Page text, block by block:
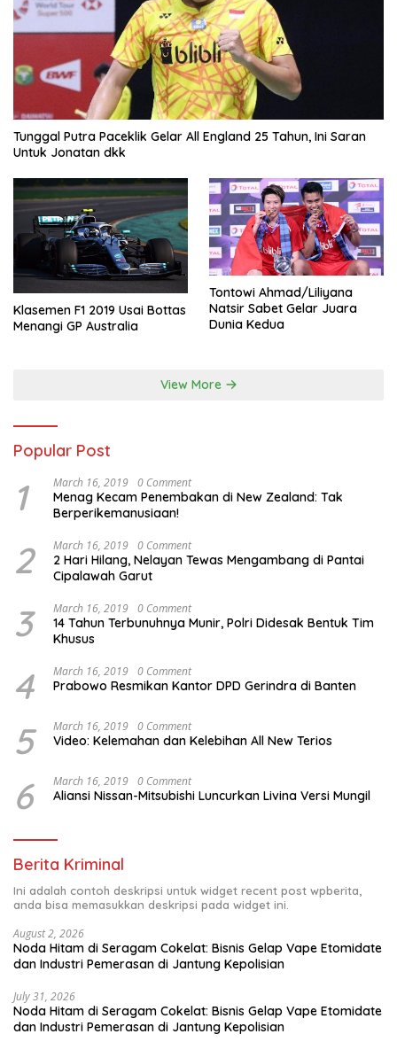
Tunggal Putra Paceklik Gelar All England 25 Tahun, Ini Saran
Untuk Jonatan dkk
Klasemen F1 2019 Usai Bottas
Menangi GP Australia
Tontowi Ahmad/Liliyana
Natsir Sabet Gelar Juara
Dunia Kedua
View More
Popular Post
1 March 16, 2019 0 Comment
Menag Kecam Penembakan di New Zealand: Tak
Berperikemanusiaan!
2 March 16, 2019 0 Comment
2 Hari Hilang, Nelayan Tewas Mengambang di Pantai
Cipalawah Garut
3 March 16, 2019 0 Comment
14 Tahun Terbunuhnya Munir, Polri Didesak Bentuk Tim
Khusus
4 March 16, 2019 0 Comment
Prabowo Resmikan Kantor DPD Gerindra di Banten
5 March 16, 2019 0 Comment
Video: Kelemahan dan Kelebihan All New Terios
6 March 16, 2019 0 Comment
Aliansi Nissan-Mitsubishi Luncurkan Livina Versi Mungil
Berita Kriminal
Ini adalah contoh deskripsi untuk widget recent post wpberita,
anda bisa memasukkan deskripsi pada widget ini.
August 2, 2026
Noda Hitam di Seragam Cokelat: Bisnis Gelap Vape Etomidate
dan Industri Pemerasan di Jantung Kepolisian
July 31, 2026
Noda Hitam di Seragam Cokelat: Bisnis Gelap Vape Etomidate
dan Industri Pemerasan di Jantung Kepolisian